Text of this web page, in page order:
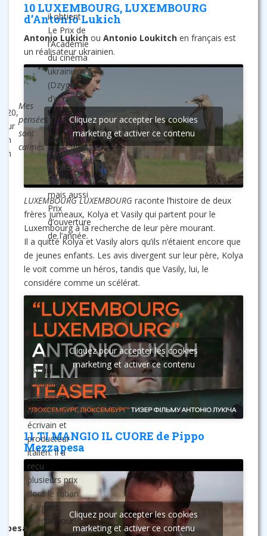
10 LUXEMBOURG, LUXEMBOURG
d’Antonio Lukich
Antonio Lukich ou Antonio Loukitch en français est
un réalisateur ukrainien.
Mes
pensées
sont
calmes
il obtient
Le Prix de
l’Académie
du cinéma
ukrainien
(Dzyga
d’or) en
tant que
prix du
meilleur
Film, du
meilleur
scénario
mais aussi
Prix
d’ouverture
de l’année.
Cliquez pour accepter les cookies
marketing et activer ce contenu
LUXEMBOURG LUXEMBOURG raconte l’histoire de deux
frères jumeaux, Kolya et Vasily qui partent pour le
Luxembourg à la recherche de leur père mourant.
Il a quitté Kolya et Vasily alors qu’ils n’étaient encore que
de jeunes enfants. Les avis divergent sur leur père, Kolya
le voit comme un héros, tandis que Vasily, lui, le
considére comme un scélérat.
Cliquez pour accepter les cookies
marketing et activer ce contenu
11 TI MANGIO IL CUORE de Pippo
Mezzapesa
est un
réalisateur et
scénariste
mais aussi
écrivain et
producteur
italien. Il a
reçu
plusieurs prix
dont le ruban
d’argent
spécial pour
La
journée
Cliquez pour accepter les cookies
marketing et activer ce contenu